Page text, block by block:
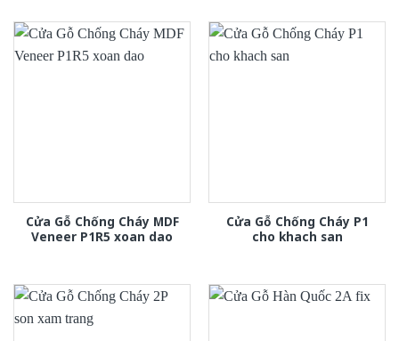
Cửa Gỗ Chống Cháy MDF
Veneer P1R5 xoan dao
Cửa Gỗ Chống Cháy P1
cho khach san